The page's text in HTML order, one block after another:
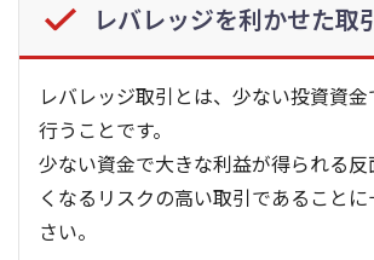
レバレッジを利かせた取
レバレッジ取引とは、少ない投資資
行うことです。
少ない資金で大きな利益が得られる
くなるリスクの高い取引であること
さい。